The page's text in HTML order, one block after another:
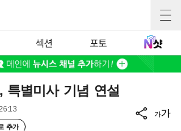
섹션 포토
특별미사 기념 연설
추가
가가